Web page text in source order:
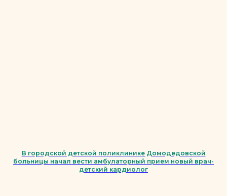
В городской детской поликлинике Домодедовской
больницы начал вести амбулаторный прием новый врач-
детский кардиолог